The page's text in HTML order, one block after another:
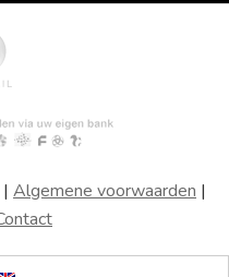
Algemene voorwaarden |